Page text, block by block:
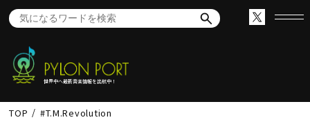
世界中へ最新音楽情報を出航中！
TOP #T.M.Revolution